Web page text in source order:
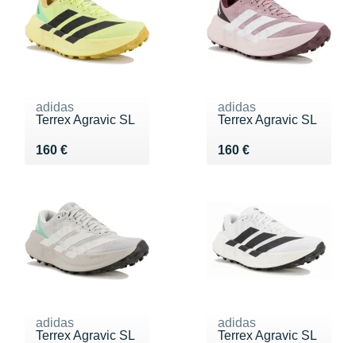
adidas
Terrex Agravic SL
160 €
Vendu 160 €
adidas
Terrex Agravic SL
160 €
Vendu 160 €
adidas
Terrex Agravic SL
adidas
Terrex Agravic SL